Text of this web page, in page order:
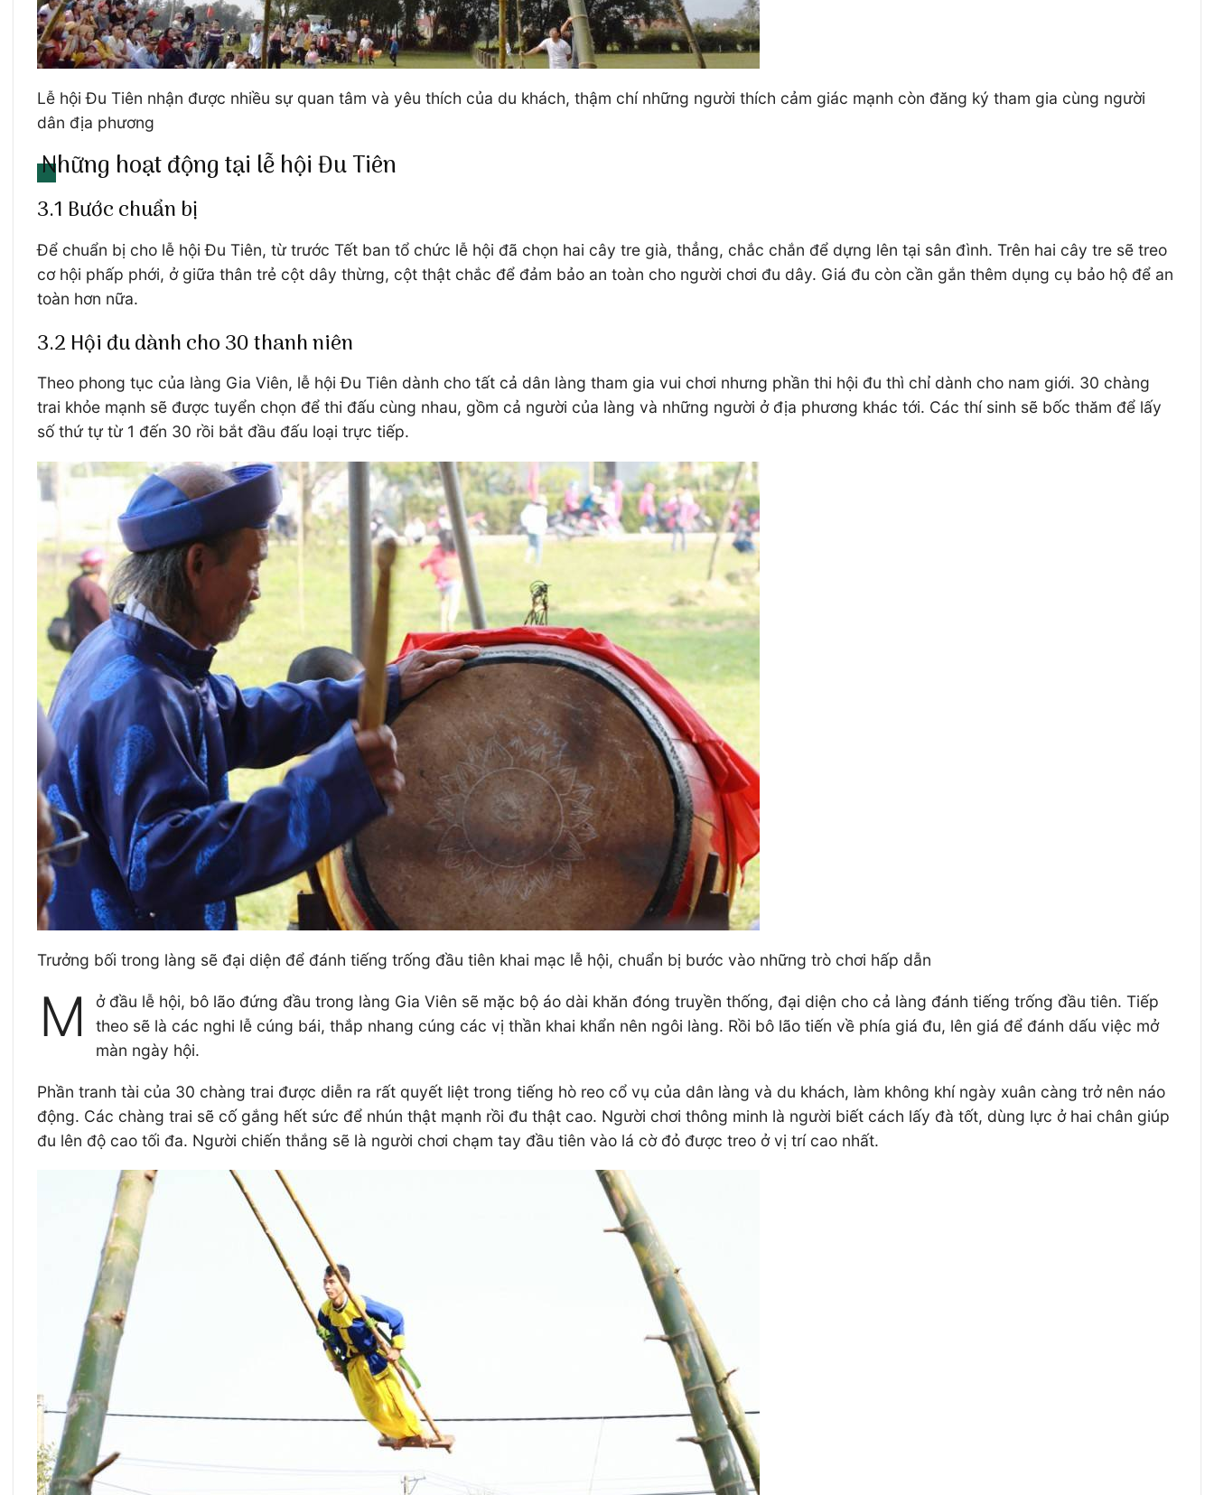
Lễ hội Đu Tiên nhận được nhiều sự quan tâm và yêu thích của du khách, thậm chí những người thích cảm giác mạnh còn đăng ký tham gia cùng người
dân địa phương
Những hoạt động tại lễ hội Đu Tiên
3.1 Bước chuẩn bị
Để chuẩn bị cho lễ hội Đu Tiên, từ trước Tết ban tổ chức lễ hội đã chọn hai cây tre già, thẳng, chắc chắn để dựng lên tại sân đình. Trên hai cây tre sẽ treo
cơ hội phấp phới, ở giữa thân trẻ cột dây thừng, cột thật chắc để đảm bảo an toàn cho người chơi đu dây. Giá đu còn cần gắn thêm dụng cụ bảo hộ để an
toàn hơn nữa.
3.2 Hội đu dành cho 30 thanh niên
Theo phong tục của làng Gia Viên, lễ hội Đu Tiên dành cho tất cả dân làng tham gia vui chơi nhưng phần thi hội đu thì chỉ dành cho nam giới. 30 chàng
trai khỏe mạnh sẽ được tuyển chọn để thi đấu cùng nhau, gồm cả người của làng và những người ở địa phương khác tới. Các thí sinh sẽ bốc thăm để lấy
số thứ tự từ 1 đến 30 rồi bắt đầu đấu loại trực tiếp.
Trưởng bối trong làng sẽ đại diện để đánh tiếng trống đầu tiên khai mạc lễ hội, chuẩn bị bước vào những trò chơi hấp dẫn
M
ở đầu lễ hội, bô lão đứng đầu trong làng Gia Viên sẽ mặc bộ áo dài khăn đóng truyền thống, đại diện cho cả làng đánh tiếng trống đầu tiên. Tiếp
theo sẽ là các nghi lễ cúng bái, thắp nhang cúng các vị thần khai khẩn nên ngôi làng. Rồi bô lão tiến về phía giá đu, lên giá để đánh dấu việc mở
màn ngày hội.
Phần tranh tài của 30 chàng trai được diễn ra rất quyết liệt trong tiếng hò reo cổ vụ của dân làng và du khách, làm không khí ngày xuân càng trở nên náo
động. Các chàng trai sẽ cố gắng hết sức để nhún thật mạnh rồi đu thật cao. Người chơi thông minh là người biết cách lấy đà tốt, dùng lực ở hai chân giúp
đu lên độ cao tối đa. Người chiến thắng sẽ là người chơi chạm tay đầu tiên vào lá cờ đỏ được treo ở vị trí cao nhất.